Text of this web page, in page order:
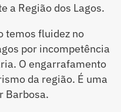
a Região dos Lagos.
temos fluidez no
por incompetência
O engarrafamento
da região. É uma
Barbosa.